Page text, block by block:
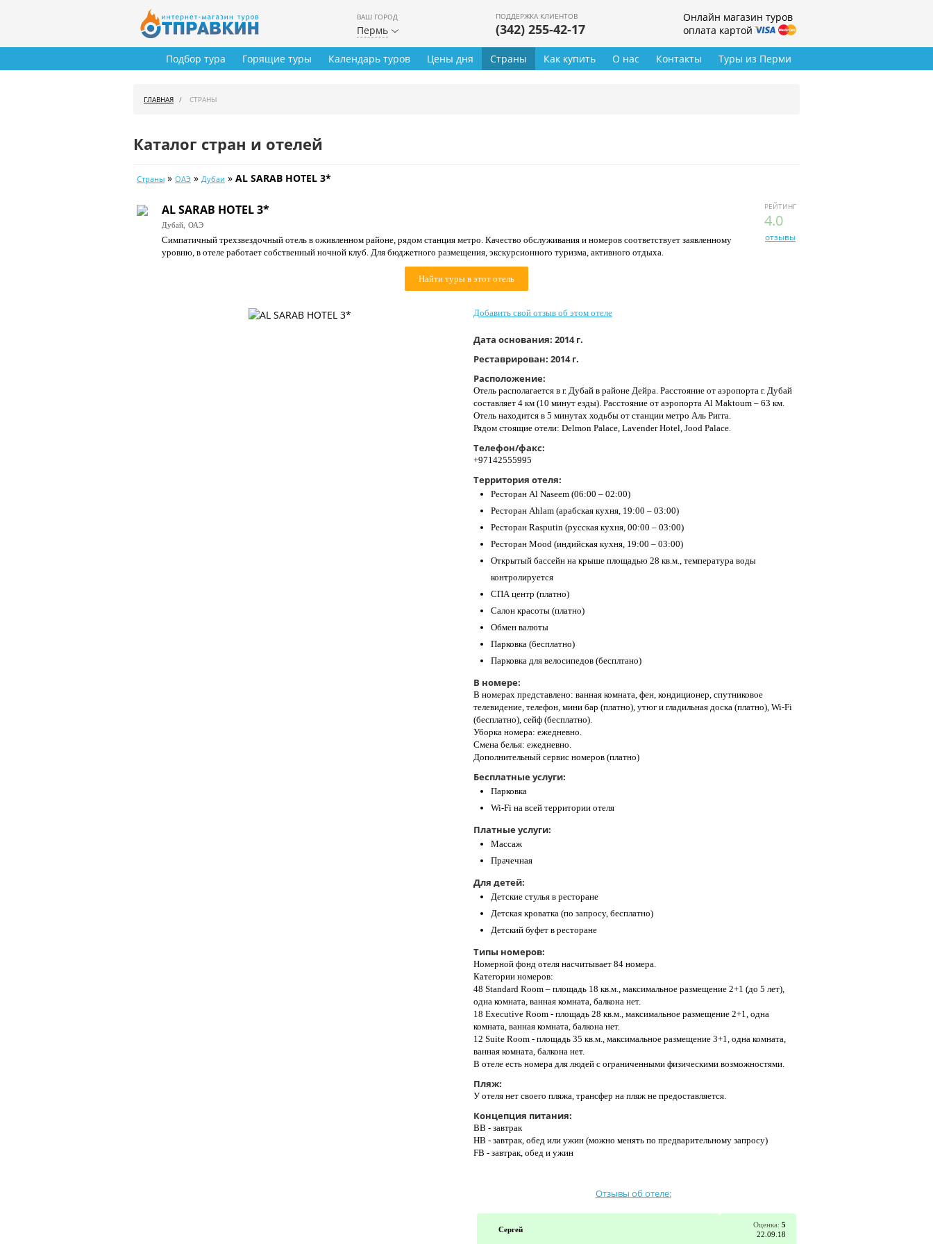
ВАШ ГОРОД
Пермь
ПОДДЕРЖКА КЛИЕНТОВ
(342) 255-42-17
Онлайн магазин туров
оплата картой
Туры из Перми
Подбор тура Горящие туры Календарь туров Цены дня Страны Как купить О нас Контакты
ГЛАВНАЯ СТРАНЫ
Каталог стран и отелей
Страны » ОАЭ » Дубаи » AL SARAB HOTEL 3*
РЕЙТИНГ
4.0
отзывы
AL SARAB HOTEL 3*
Дубай, ОАЭ
Симпатичный трехзвездочный отель в оживленном районе, рядом станция метро. Качество обслуживания и номеров соответствует заявленному
уровню, в отеле работает собственный ночной клуб. Для бюджетного размещения, экскурсионного туризма, активного отдыха.
Найти туры в этот отель
Добавить свой отзыв об этом отеле
Дата основания: 2014 г.
Реставрирован: 2014 г.
Расположение:
Отель располагается в г. Дубай в районе Дейра. Расстояние от аэропорта г. Дубай
составляет 4 км (10 минут езды). Расстояние от аэропорта Al Maktoum – 63 км.
Отель находится в 5 минутах ходьбы от станции метро Аль Ригга.
Рядом стоящие отели: Delmon Palace, Lavender Hotel, Jood Palace.
Телефон/факс:
+97142555995
Территория отеля:
Ресторан Al Naseem (06:00 – 02:00)
Ресторан Ahlam (арабская кухня, 19:00 – 03:00)
Ресторан Rasputin (русская кухня, 00:00 – 03:00)
Ресторан Mood (индийская кухня, 19:00 – 03:00)
Открытый бассейн на крыше площадью 28 кв.м., температура воды
контролируется
СПА центр (платно)
Салон красоты (платно)
Обмен валюты
Парковка (бесплатно)
Парковка для велосипедов (бесплтано)
В номере:
В номерах представлено: ванная комната, фен, кондиционер, спутниковое
телевидение, телефон, мини бар (платно), утюг и гладильная доска (платно), Wi-Fi
(бесплатно), сейф (бесплатно).
Уборка номера: ежедневно.
Смена белья: ежедневно.
Дополнительный сервис номеров (платно)
Бесплатные услуги:
Парковка
Wi-Fi на всей территории отеля
Платные услуги:
Массаж
Прачечная
Для детей:
Детские стулья в ресторане
Детская кроватка (по запросу, бесплатно)
Детский буфет в ресторане
Типы номеров:
Номерной фонд отеля насчитывает 84 номера.
Категории номеров:
48 Standard Room – площадь 18 кв.м., максимальное размещение 2+1 (до 5 лет),
одна комната, ванная комната, балкона нет.
18 Executive Room - площадь 28 кв.м., максимальное размещение 2+1, одна
комната, ванная комната, балкона нет.
12 Suite Room - площадь 35 кв.м., максимальное размещение 3+1, одна комната,
ванная комната, балкона нет.
В отеле есть номера для людей с ограниченными физическими возможностями.
Пляж:
У отеля нет своего пляжа, трансфер на пляж не предоставляется.
Концепция питания:
BB - завтрак
HB - завтрак, обед или ужин (можно менять по предварительному запросу)
FB - завтрак, обед и ужин
Отзывы об отеле:
Сергей
Оценка: 5
22.09.18